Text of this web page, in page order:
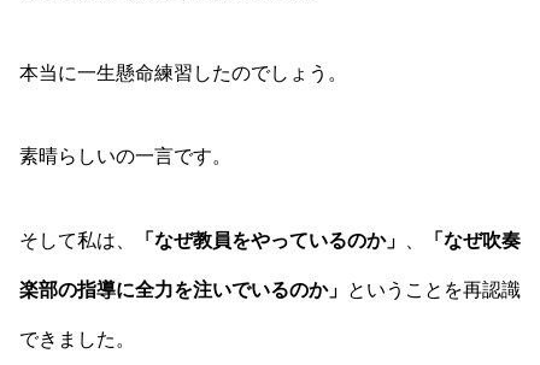
本当に一生懸命練習したのでしょう。
素晴らしいの一言です。
そして私は、 「なぜ教員をやっているのか」 「なぜ吹奏
楽部の指導に全力を注いでいるのか」 ということを再認識
できました。